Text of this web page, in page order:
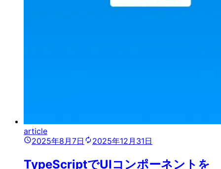
article
2025年8月7日
2025年12月31日
TypeScriptでUIコンポーネントを